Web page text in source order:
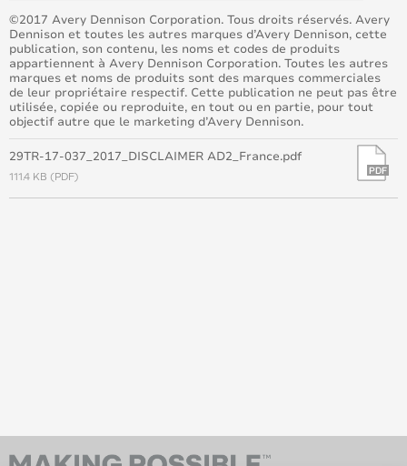
©2017 Avery Dennison Corporation. Tous droits réservés. Avery
Dennison et toutes les autres marques d’Avery Dennison, cette
publication, son contenu, les noms et codes de produits
appartiennent à Avery Dennison Corporation. Toutes les autres
marques et noms de produits sont des marques commerciales
de leur propriétaire respectif. Cette publication ne peut pas être
utilisée, copiée ou reproduite, en tout ou en partie, pour tout
objectif autre que le marketing d’Avery Dennison.
29TR-17-037_2017_DISCLAIMER AD2_France.pdf
111.4 KB (PDF)